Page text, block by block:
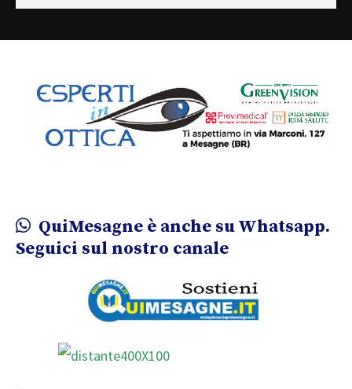
QuiMesagne è anche su Whatsapp.
Seguici sul nostro canale